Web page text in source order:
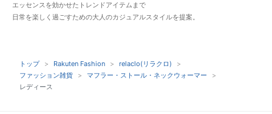
エッセンスを効かせたトレンドアイテムまで
日常を楽しく過ごすための大人のカジュアルスタイルを提案。
トップ Rakuten Fashion
relaclo(リラクロ)
ファッション雑貨
マフラー・ストール・ネックウォーマー
レディース